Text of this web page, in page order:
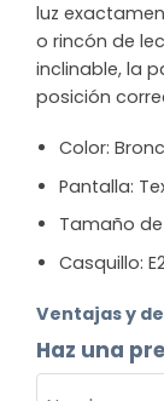
luz
o rincón de
inclinable, la
posición
Color:
Pantalla:
Tamaño
Casquillo:
Ventajas y
Haz una